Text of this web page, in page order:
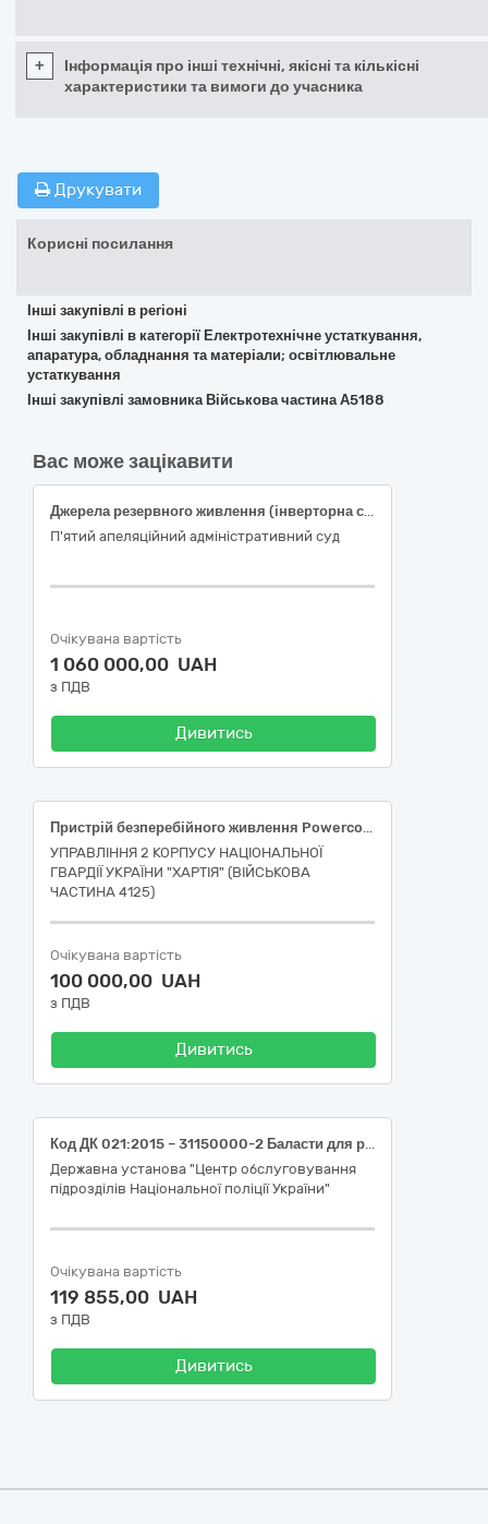
+
Інформація про інші технічні, якісні та кількісні
характеристики та вимоги до учасника
Друкувати
Корисні посилання
Інші закупівлі в регіоні
Інші закупівлі в категорії Електротехнічне устаткування,
апаратура, обладнання та матеріали; освітлювальне
устаткування
Інші закупівлі замовника Військова частина А5188
Вас може зацікавити
Джерела резервного живлення (інверторна система живлення)
П'ятий апеляційний адміністративний суд
Очікувана вартість
1 060 000,00 UAH
з ПДВ
Дивитись
Пристрій безперебійного живлення Powercom MAC-6000 (MAC6000) за кодом ДК 021:2015: 31150000-2 «Баласти для розрядних ламп чи трубок»
УПРАВЛІННЯ 2 КОРПУСУ НАЦІОНАЛЬНОЇ
ГВАРДІЇ УКРАЇНИ "ХАРТІЯ" (ВІЙСЬКОВА
ЧАСТИНА 4125)
Очікувана вартість
100 000,00 UAH
з ПДВ
Дивитись
Код ДК 021:2015 – 31150000-2 Баласти для розрядних ламп чи трубок (Блок живлення).
Державна установа "Центр обслуговування
підрозділів Національної поліції України"
Очікувана вартість
119 855,00 UAH
з ПДВ
Дивитись